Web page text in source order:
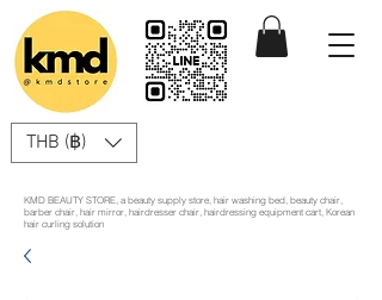
THB (฿)
KMD BEAUTY STORE, a beauty supply store, hair washing bed, beauty chair,
barber chair, hair mirror, hairdresser chair, hairdressing equipment cart, Korean
hair curling solution